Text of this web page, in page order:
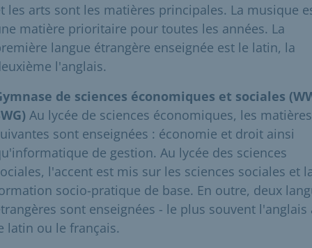
les arts sont les matières principales. La musique
matière prioritaire pour toutes les années. La
langue étrangère enseignée est le latin, la
l'anglais.
de sciences économiques et sociales
Au lycée de sciences économiques, les matières
sont enseignées : économie et droit ainsi
de gestion. Au lycée des sciences
l'accent est mis sur les sciences sociales et
socio-pratique de base. En outre, deux
sont enseignées - le plus souvent l'anglais
latin ou le français.